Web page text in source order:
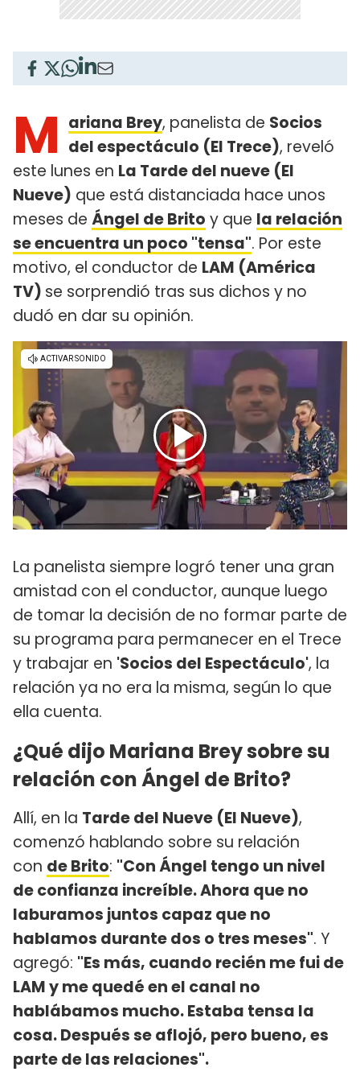
M ariana Brey, panelista de Socios
del espectáculo (El Trece), reveló
este lunes en La Tarde del nueve (El
Nueve) que está distanciada hace unos
meses de Ángel de Brito y que la relación
se encuentra un poco "tensa". Por este
motivo, el conductor de LAM (América
TV) se sorprendió tras sus dichos y no
dudó en dar su opinión.
La panelista siempre logró tener una gran
amistad con el conductor, aunque luego
de tomar la decisión de no formar parte de
su programa para permanecer en el Trece
y trabajar en 'Socios del Espectáculo', la
relación ya no era la misma, según lo que
ella cuenta.
¿Qué dijo Mariana Brey sobre su
relación con Ángel de Brito?
Allí, en la Tarde del Nueve (El Nueve),
comenzó hablando sobre su relación
con de Brito: "Con Ángel tengo un nivel
de confianza increíble. Ahora que no
laburamos juntos capaz que no
hablamos durante dos o tres meses". Y
agregó: "Es más, cuando recién me fui de
LAM y me quedé en el canal no
hablábamos mucho. Estaba tensa la
cosa. Después se aflojó, pero bueno, es
parte de las relaciones".